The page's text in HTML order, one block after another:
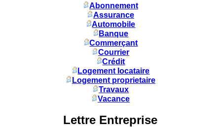
Abonnement
Assurance
Automobile
Banque
Commerçant
Courrier
Crédit
Logement locataire
Logement proprietaire
Travaux
Vacance
Lettre Entreprise